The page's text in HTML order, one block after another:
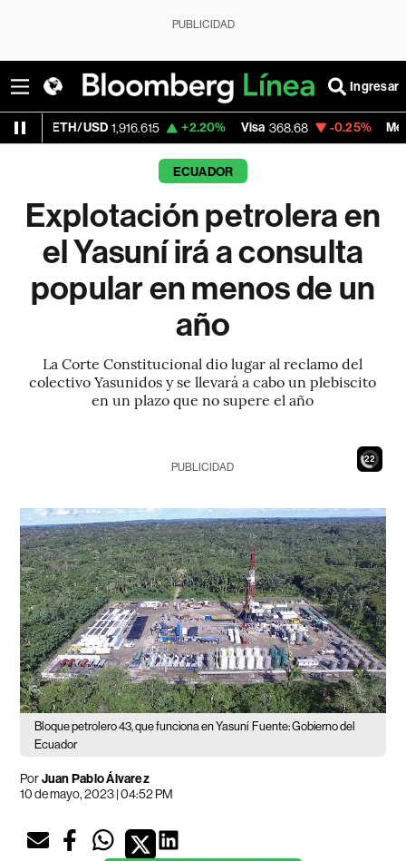
PUBLICIDAD
Ingresar
1,916.615 +2.20% Visa 368.68 -0.25% MercadoLibre
ECUADOR
Explotación petrolera en
el Yasuní irá a consulta
popular en menos de un
año
La Corte Constitucional dio lugar al reclamo del
colectivo Yasunidos y se llevará a cabo un plebiscito
en un plazo que no supere el año
20
PUBLICIDAD
Bloque petrolero 43, que funciona en Yasuní Fuente: Gobierno del
Ecuador
PorJuan Pablo Álvarez
10 de mayo, 2023 | 04:52 PM